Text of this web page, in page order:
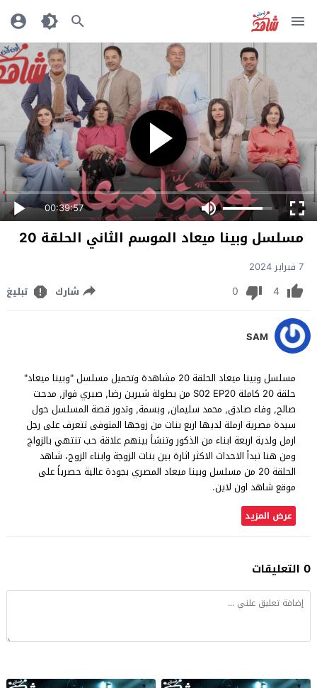
00:39:57
مسلسل وبينا ميعاد الموسم الثاني الحلقة 20
7 فبراير 2024
4
0 شارك تبليغ
SAM
مسلسل وبينا ميعاد الحلقة 20 مشاهدة وتحميل مسلسل "وبينا ميعاد"
حلقة 20 كاملة S02 EP20 من بطولة شيرين رضا, صبري فواز, مدحت
صالح, وفاء صادق, محمد سليمان, وبسمة, وتدور قصة المسلسل حول
سيدة مصرية ارملة لديها اربع بنات من زوجها المتوفى تتعرف على رجل
ارمل ولدية اربعة ابناء من الذكور وتنشأ بينهم علاقة حب تنتهي بالزواج
ومن هنا تبدأ الاحداث الاكثر اثارة بين بنات الزوجة وابناء الزوج، شاهد
الحلقة 20 من مسلسل وبينا ميعاد المصري بجودة عالية حصرياً على
موقع شاهد اون لاين.
عرض المزيد
0 التعليقات